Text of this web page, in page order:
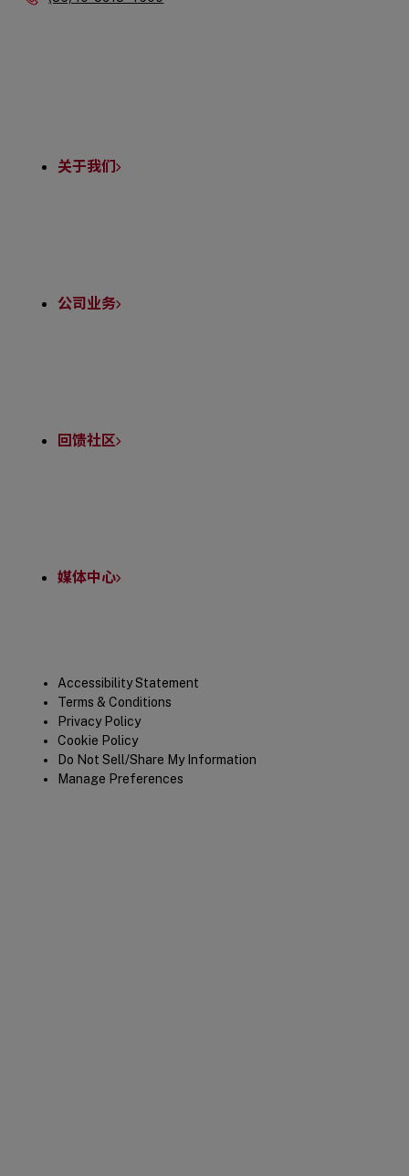
关于我们
公司业务
回馈社区
媒体中心
LegalAccessibility Statement
Terms & Conditions
Privacy Policy
Cookie Policy
Do Not Sell/Share My Information
Manage Preferences